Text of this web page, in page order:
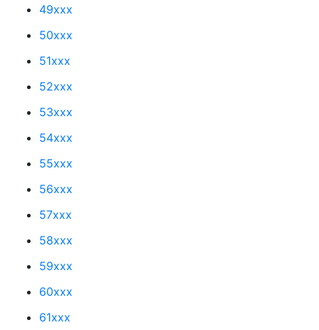
49xxx
50xxx
51xxx
52xxx
53xxx
54xxx
55xxx
56xxx
57xxx
58xxx
59xxx
60xxx
61xxx